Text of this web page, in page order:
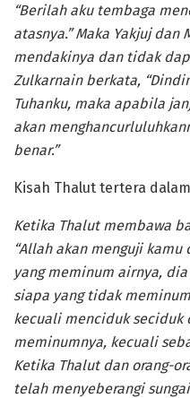
“Berilah aku tembaga
atasnya.” Maka Yakjuj
mendakinya dan tidak
Zulkarnain berkata,
Tuhanku, maka apabila
akan
benar.”
Kisah Thalut tertera
Ketika Thalut membawa
“Allah akan menguji kamu
yang meminum airnya,
siapa yang tidak
kecuali menciduk seciduk
meminumnya, kecuali
Ketika Thalut dan orang-
telah menyeberangi